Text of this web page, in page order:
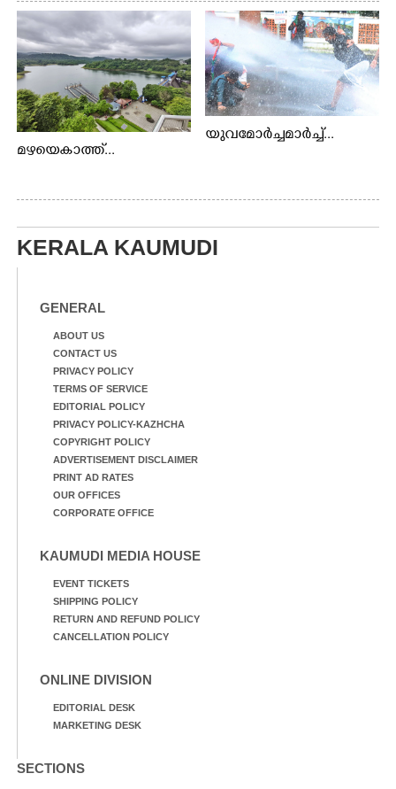
മഴയെകാത്ത്...
യുവമോർച്ചമാർച്ച്...
KERALA KAUMUDI
GENERAL
ABOUT US
CONTACT US
PRIVACY POLICY
TERMS OF SERVICE
EDITORIAL POLICY
PRIVACY POLICY-KAZHCHA
COPYRIGHT POLICY
ADVERTISEMENT DISCLAIMER
PRINT AD RATES
OUR OFFICES
CORPORATE OFFICE
KAUMUDI MEDIA HOUSE
EVENT TICKETS
SHIPPING POLICY
RETURN AND REFUND POLICY
CANCELLATION POLICY
ONLINE DIVISION
EDITORIAL DESK
MARKETING DESK
SECTIONS